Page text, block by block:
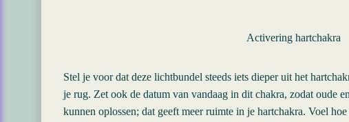
Activering hartchakra
Stel je voor dat deze lichtbundel steeds iets dieper uit het
je rug. Zet ook de datum van vandaag in dit chakra, zodat oude
kunnen oplossen; dat geeft meer ruimte in je hartchakra. Voel